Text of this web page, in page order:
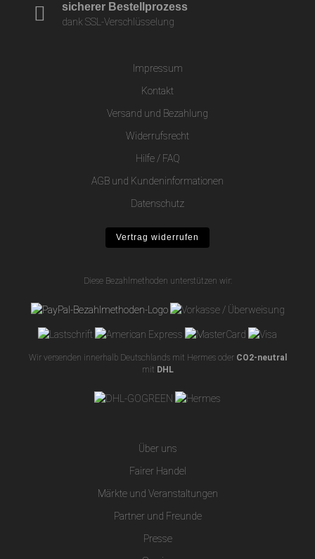
sicherer Bestellprozess
dank SSL-Verschlüsselung
Impressum
Kontakt
Versand und Bezahlung
Widerrufsrecht
Hilfe / FAQ
AGB und Kundeninformationen
Datenschutz
Vertrag widerrufen
Diese Bezahlmethoden unterstützen wir:
Wir versenden innerhalb Deutschlands mit Hermes oder CO2-neutral
mit DHL
Über uns
Fairer Handel
Märkte und Veranstaltungen
Partner und Freunde
Presse